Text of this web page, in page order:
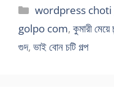
Categories
wordpress choti
golpo com, কুমারী মেয়ে
গুদ, ভাই বোন চটি গল্প